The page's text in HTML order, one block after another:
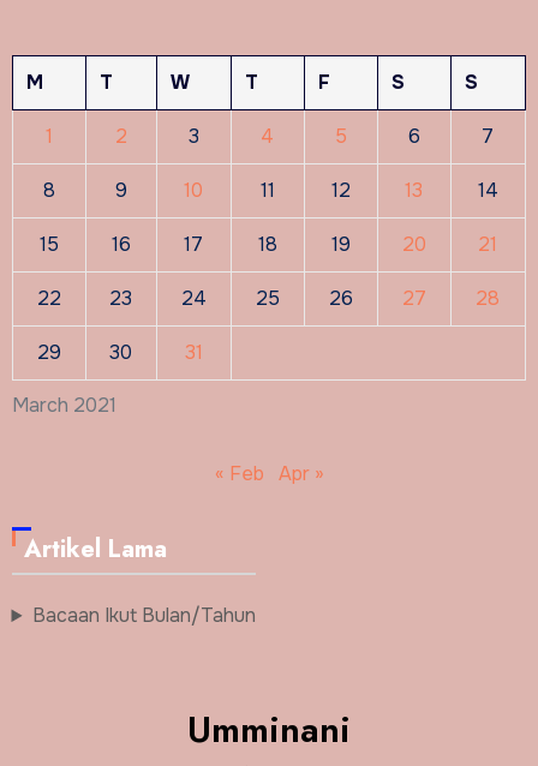
March 2021
M T W T F S S
1 2 3 4 5 6 7
8 9 10 11 12 13 14
15 16 17 18 19 20 21
22 23 24 25 26 27 28
29 30 31
« Feb Apr »
Artikel Lama
Bacaan Ikut Bulan/Tahun
Umminani